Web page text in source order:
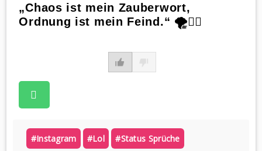
„Chaos ist mein Zauberwort,
Ordnung ist mein Feind.“ 🌪️🤷‍♂️
#instagram #lol #status Sprüche